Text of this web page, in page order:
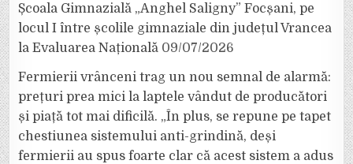
Școala Gimnazială „Anghel Saligny” Focșani, pe
locul I între școlile gimnaziale din județul Vrancea
la Evaluarea Națională 09/07/2026
Fermierii vrânceni trag un nou semnal de alarmă:
prețuri prea mici la laptele vândut de producători
și piață tot mai dificilă. „În plus, se repune pe tapet
chestiunea sistemului anti-grindină, deși
fermierii au spus foarte clar că acest sistem a adus